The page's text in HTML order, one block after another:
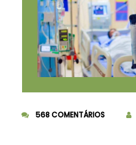
568 COMENTÁRIOS